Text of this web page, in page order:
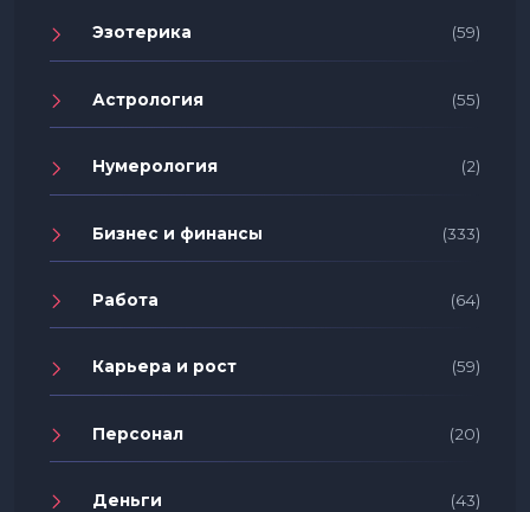
Эзотерика (59)
Астрология (55)
Нумерология (2)
Бизнес и финансы (333)
Работа (64)
Карьера и рост (59)
Персонал (20)
Деньги (43)